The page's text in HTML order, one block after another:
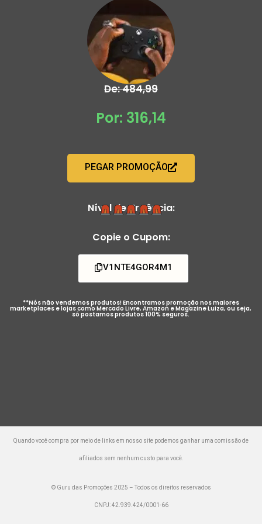
De: 484,99
Por: 316,14
PEGAR PROMOÇÃO
Nível de Urgência:
Copie o Cupom:
V1NTE4GOR4M1
**Nós não vendemos produtos! Encontramos promoção nos maiores
marketplaces e lojas como Mercado Livre, Amazon e Magazine Luiza, ou seja,
só postamos produtos 100% seguros.
Quando você compra por meio de links em nosso site podemos ganhar uma comissão de
afiliados sem nenhum custo para você.
© Guru das Promoções 2025 – Todos os direitos reservados
CNPJ: 42.939.424/0001-66